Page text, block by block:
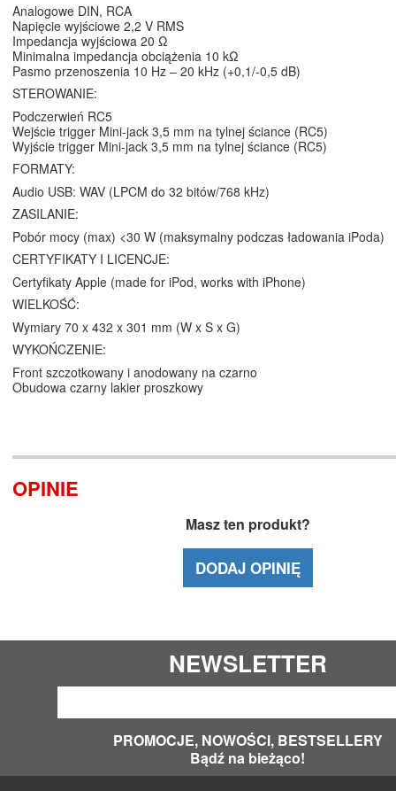
Analogowe DIN, RCA
Napięcie wyjściowe 2,2 V RMS
Impedancja wyjściowa 20 Ω
Minimalna impedancja obciążenia 10 kΩ
Pasmo przenoszenia 10 Hz – 20 kHz (+0,1/-0,5 dB)
STEROWANIE:
Podczerwień RC5
Wejście trigger Mini-jack 3,5 mm na tylnej ściance (RC5)
Wyjście trigger Mini-jack 3,5 mm na tylnej ściance (RC5)
FORMATY:
Audio USB: WAV (LPCM do 32 bitów/768 kHz)
ZASILANIE:
Pobór mocy (max) <30 W (maksymalny podczas ładowania iPoda)
CERTYFIKATY I LICENCJE:
Certyfikaty Apple (made for iPod, works with iPhone)
WIELKOŚĆ:
Wymiary 70 x 432 x 301 mm (W x S x G)
WYKOŃCZENIE:
Front szczotkowany i anodowany na czarno
Obudowa czarny lakier proszkowy
OPINIE
Masz ten produkt?
DODAJ OPINIĘ
NEWSLETTER
PROMOCJE, NOWOŚCI, BESTSELLERY
Bądź na bieżąco!